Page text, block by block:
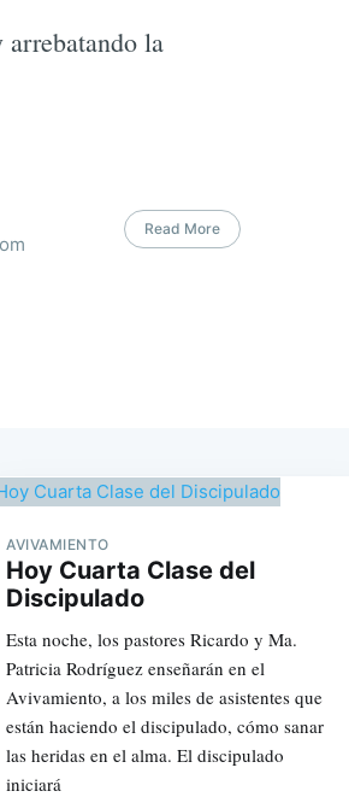
la
Read More
AVIVAMIENTO
Hoy Cuarta Clase del
Discipulado
Esta noche, los pastores Ricardo y Ma.
Patricia Rodríguez enseñarán en el
Avivamiento, a los miles de asistentes que
están haciendo el discipulado, cómo sanar
las heridas en el alma. El discipulado
iniciará